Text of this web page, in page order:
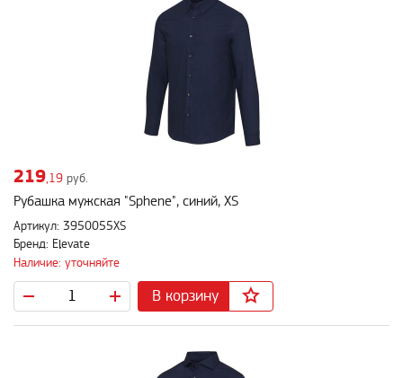
219,19 руб.
Рубашка мужская "Sphene", синий, XS
Артикул: 3950055XS
Бренд: Elevate
Наличие: уточняйте
В корзину